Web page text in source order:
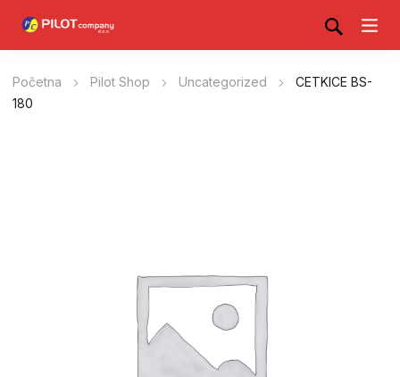
Početna Pilot Shop Uncategorized
CETKICE BS-
180